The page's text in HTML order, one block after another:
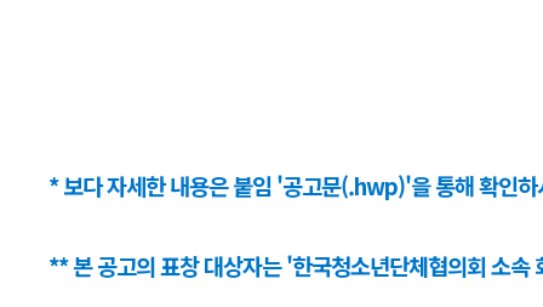
* 보다 자세한 내용은 붙임 '공고문(.hwp)'을 통해 확인
** 본 공고의 표창 대상자는 '한국청소년단체협의회 소속